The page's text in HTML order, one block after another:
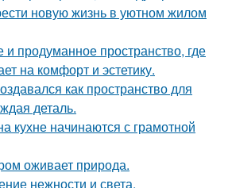
новую жизнь в уютном жилом
и продуманное пространство, где
на комфорт и эстетику.
как пространство для
деталь.
кухне начинаются с грамотной
оживает природа.
нежности и света.